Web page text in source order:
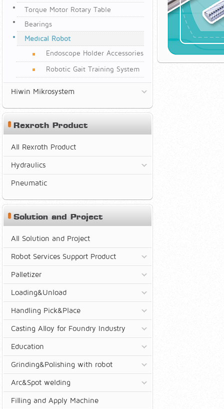
Torque Motor Rotary Table
Bearings
Medical Robot
Endoscope Holder Accessories
Robotic Gait Training System
Hiwin Mikrosystem
Rexroth Product
All Rexroth Product
Hydraulics
Pneumatic
Solution and Project
All Solution and Project
Robot Services Support Product
Palletizer
Loading&Unload
Handling Pick&Place
Casting Alloy for Foundry Industry
Education
Grinding&Polishing with robot
Arc&Spot welding
Filling and Apply Machine